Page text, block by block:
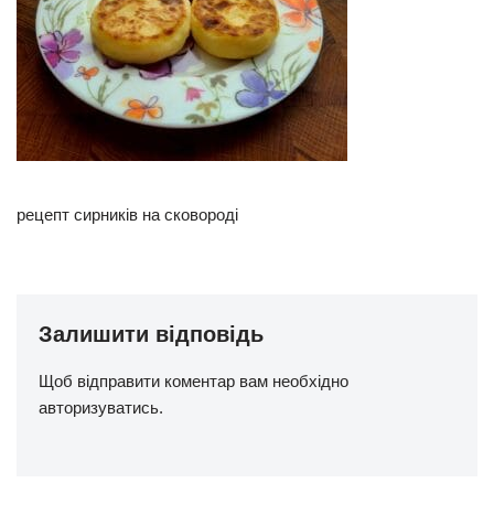
рецепт сирників на сковороді
Залишити відповідь
Щоб відправити коментар вам необхідно
авторизуватись.